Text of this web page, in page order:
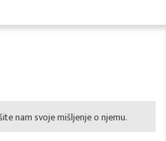
nam svoje mišljenje o njemu.